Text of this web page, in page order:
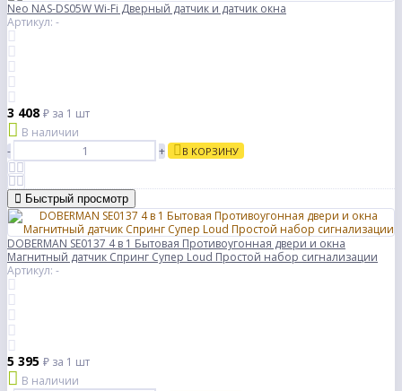
Neo NAS-DS05W Wi-Fi Дверный датчик и датчик окна
Артикул: -
3 408 ₽ за 1 шт
В наличии
-
+ В КОРЗИНУ
Быстрый просмотр
DOBERMAN SE0137 4 в 1 Бытовая Противоугонная двери и окна
Магнитный датчик Спринг Супер Loud Простой набор сигнализации
Артикул: -
5 395 ₽ за 1 шт
В наличии